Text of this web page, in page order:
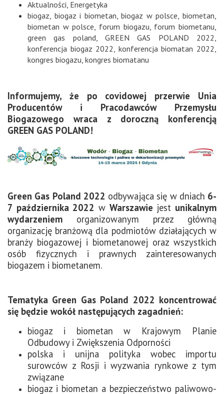
Aktualności, Energetyka
biogaz, biogaz i biometan,biogaz w polsce,biometan,
biometan w polsce, forum biogazu, forum biometanu,
green gas poland,GREEN GAS POLAND 2022,
konferencja biogaz 2022, konferencja biomatan 2022,
kongres biogazu, kongres biomatanu
Informujemy, że po covidowej przerwie Unia
Producentów i Pracodawców Przemysłu
Biogazowego wraca z doroczną konferencją
GREEN GAS POLAND!
Green Gas Poland 2022 odbywająca się w dniach 6-
7 października 2022 w Warszawie jest unikalnym
wydarzeniem organizowanym przez główną
organizację branżową dla podmiotów działających w
branży biogazowej i biometanowej oraz wszystkich
osób fizycznych i prawnych zainteresowanych
biogazem i biometanem.
Tematyka Green Gas Poland 2022 koncentrować
się będzie wokół następujących zagadnień:
biogaz i biometan w Krajowym Planie
Odbudowy i Zwiększenia Odporności
polska i unijna polityka wobec importu
surowców z Rosji i wyzwania rynkowe z tym
związane
biogaz i biometan a bezpieczeństwo paliwowo-